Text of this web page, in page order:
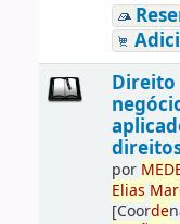
Direito
por ME
Elias
[Coorde